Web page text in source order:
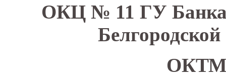
ОКЦ № 11 ГУ